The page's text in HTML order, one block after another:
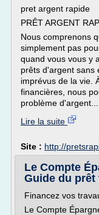
pret argent rapide
PRÊT ARGENT
Nous comprenons
simplement pas
quand vous vous y
prêts d'argent sans
imprévus de la vie.
financières, nous
problème d'argent...
Lire la suite
Site : http://
Le Compte
Guide du prêt
Financez vos
Le Compte